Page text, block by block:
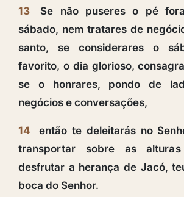
13
Se não puseres o pé
sábado, nem tratares de
santo, se considerares o
favorito, o dia glorioso,
se o honrares, pondo de
negócios e conversações,
14
então te deleitarás no
transportar sobre as
desfrutar a herança de Jacó,
boca do Senhor.